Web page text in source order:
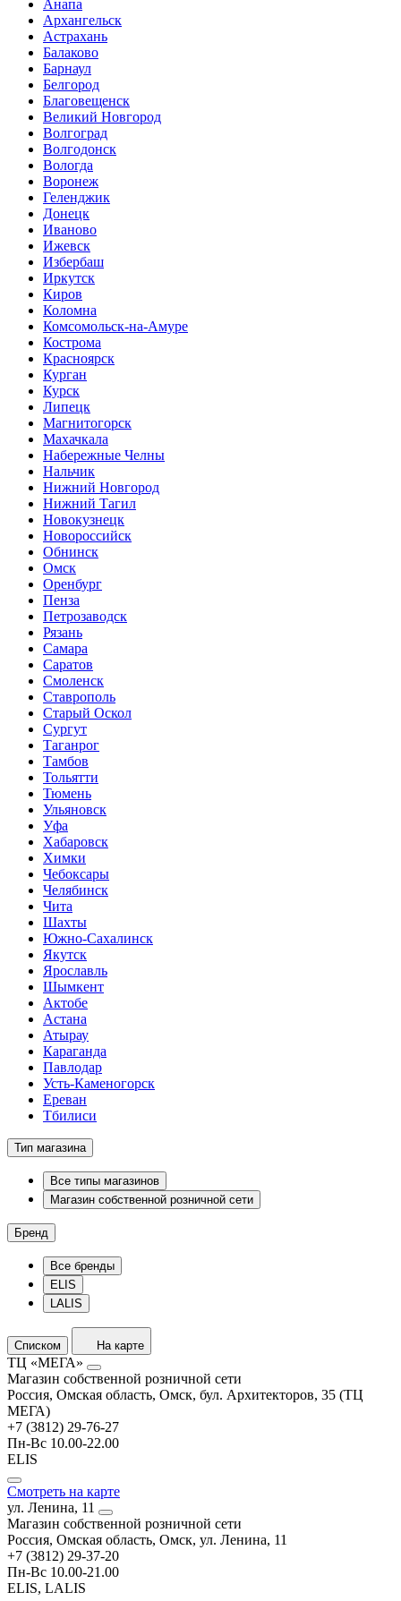
Анапа
Архангельск
Астрахань
Балаково
Барнаул
Белгород
Благовещенск
Великий Новгород
Волгоград
Волгодонск
Вологда
Воронеж
Геленджик
Донецк
Иваново
Ижевск
Избербаш
Иркутск
Киров
Коломна
Комсомольск-на-Амуре
Кострома
Красноярск
Курган
Курск
Липецк
Магнитогорск
Махачкала
Набережные Челны
Нальчик
Нижний Новгород
Нижний Тагил
Новокузнецк
Новороссийск
Обнинск
Омск
Оренбург
Пенза
Петрозаводск
Рязань
Самара
Саратов
Смоленск
Ставрополь
Старый Оскол
Сургут
Таганрог
Тамбов
Тольятти
Тюмень
Ульяновск
Уфа
Хабаровск
Химки
Чебоксары
Челябинск
Чита
Шахты
Южно-Сахалинск
Якутск
Ярославль
Шымкент
Актобе
Астана
Атырау
Караганда
Павлодар
Усть-Каменогорск
Ереван
Тбилиси
Тип магазина
Все типы магазинов
Магазин собственной розничной сети
Бренд
Все бренды
ELIS
LALIS
Списком На карте
ТЦ «МЕГА»
Магазин собственной розничной сети
Россия, Омская область, Омск, бул. Архитекторов, 35 (ТЦ
МЕГА)
+7 (3812) 29-76-27
Пн-Вс 10.00-22.00
ELIS
Смотреть на карте
ул. Ленина, 11
Магазин собственной розничной сети
Россия, Омская область, Омск, ул. Ленина, 11
+7 (3812) 29-37-20
Пн-Вс 10.00-21.00
ELIS, LALIS